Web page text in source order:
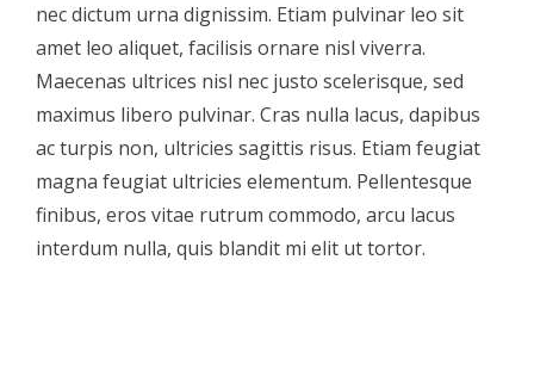
nec dictum urna dignissim. Etiam pulvinar leo sit
amet leo aliquet, facilisis ornare nisl viverra.
Maecenas ultrices nisl nec justo scelerisque, sed
maximus libero pulvinar. Cras nulla lacus, dapibus
ac turpis non, ultricies sagittis risus. Etiam feugiat
magna feugiat ultricies elementum. Pellentesque
finibus, eros vitae rutrum commodo, arcu lacus
interdum nulla, quis blandit mi elit ut tortor.